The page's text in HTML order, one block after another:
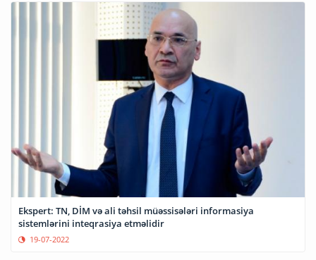
Ekspert: TN, DİM və ali təhsil müəssisələri informasiya
sistemlərini inteqrasiya etməlidir
19-07-2022